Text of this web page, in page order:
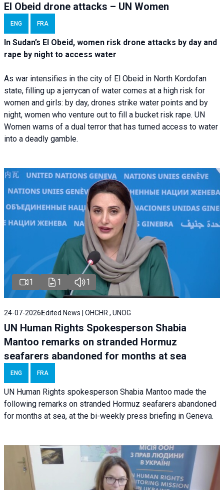
El Obeid drone attacks – UN Women
ENG FRA
In Sudan’s El Obeid, women risk drone attacks by day and
rape by night to access water
As war intensifies in the city of El Obeid in North Kordofan
state, filling up a jerrycan of water comes at a high risk for
women and girls: by day, drones strike water points and by
night, women who venture out to fill a bucket risk rape. UN
Women warns of a dual terror that has turned access to water
into a deadly gamble.
1 1 1
24-07-2026 Edited News | OHCHR , UNOG
UN Human Rights Spokesperson Shabia
Mantoo remarks on stranded Hormuz
seafarers abandoned for months at sea
ENG FRA
UN Human Rights spokesperson Shabia Mantoo made the
following remarks on stranded Hormuz seafarers abandoned
for months at sea, at the bi-weekly press briefing in Geneva.